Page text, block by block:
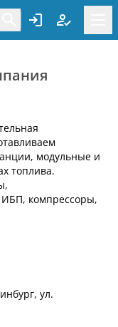
модульные и
топлива.
ИБП, компрессоры,
ул.